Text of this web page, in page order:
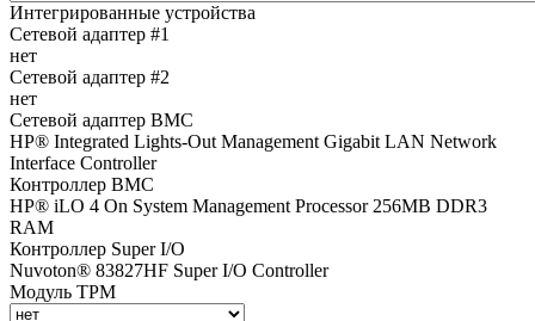
Интегрированные устройства
Сетевой адаптер #1
нет
Сетевой адаптер #2
нет
Сетевой адаптер BMC
HP® Integrated Lights-Out Management Gigabit LAN Network
Interface Controller
Контроллер BMC
HP® iLO 4 On System Management Processor 256MB DDR3
RAM
Контроллер Super I/O
Nuvoton® 83827HF Super I/O Controller
Модуль TPM